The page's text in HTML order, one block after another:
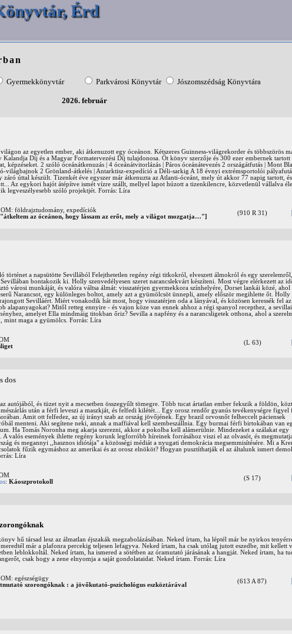
Érd
Gyermekkönyvtár Parkvárosi Könyvtár Jószomszédság Könyvtára
2026. február
az egyetlen ember, aki átkenuzott egy óceánon. Kétszeres Guinness-világrekorder és többszörös
Kalandja Díj és a Magyar Formatervezési Díj tulajdonosa. Öt könyv szerzője és 300 ezer embernek tartott
képzéseket. 2 szóló óceánátkenuzás | 4 óceánátvitorlázás | Páros óceánátevezés 2 országátfutás | Mont
világbajnok 2 Grönland-átkelés | Antarktisz-expedíció a Déli-sarkig A 18 évnyi extrémsportolói
záró úttal készült. Tizenkét éve egyszer már átkenuzta az Atlanti-óceánt, mely út akkor 77 napig tartott,
Az egykori hajót átépítve ismét vízre szállt, mellyel lapot húzott a tizenkilencre, közvetlenül vállalva
legveszélyesebb szóló projektjét. Forrás: Líra
földrajztudomány, expedíciók
az óceánon, hogy lássam az erőt, mely a világot mozgatja…"]
(910 R 31)
történet a napsütötte Sevillából Felejthetetlen regény régi titkokról, elveszett álmokról és egy
bontakozik ki. Holly szenvedélyesen szeret narancslekvárt készíteni. Most végre elérkezett az
városi munkáját, és valóra váltsa álmát: visszatérjen gyermekkora színhelyére, Dorset lankái közé, ahol
Narancsot, egy különleges boltot, amely azt a gyümölcsöt ünnepli, amely először megihlette őt. Holly
Sevilláért. Miért vonakodik hát most, hogy visszatérjen oda a lányával, és közösen keressék fel
alapanyagokat? Mitől retteg ennyire - és vajon köze van ennek ahhoz a régi spanyol recepthez, a sevillai
amelyet Ella mindmáig titokban őriz? Sevilla a napfény és a narancsligetek otthona, ahol a
mint maga a gyümölcs. Forrás: Líra
(L 63)
dos
autójából, és tüzet nyit a mecsetben összegyűlt tömegre. Több tucat ártatlan ember fekszik a földön,
után a férfi leveszi a maszkját, és felfedi kilétét... Egy orosz rendőr gyanús tevékenységre figyel
Amit ott felfedez, az új irányt szab az ország jövőjének. Egy brazil orvosnőt felheccelt páciensek
menteni. Aki segítene neki, annak a maffiával kell szembeszállnia. Egy burmai férfi birtokában van
Ha Tomás Noronha meg akarja szerezni, akkor a pokolba kell alámerülnie. Mindezeket a szálakat egy
A valós események ihlette regény korunk legforróbb híreinek forrásához viszi el az olvasót, és
és megannyi ,,hasznos idiótája" a közösségi médiát a nyugati demokrácia megsemmisítésére. Mi a
fűzik egymáshoz az amerikai és az orosz elnököt? Hogyan pusztíthatják el az általunk ismert
Líra
: Káoszprotokoll
(S 17)
hű társad lesz az álmatlan éjszakák megzabolázásában. Neked írtam, ha léptél már be nyirkos
már a plafonra percekig teljesen lefagyva. Neked írtam, ha csak utólag jutott eszedbe, mit kellett
leblokkoltál. Neked írtam, ha ismered a sötétben az óramutató járásának a hangját. Neked írtam, ha
csak hogy a zene elnyomja a saját gondolataidat. Neked írtam. Forrás: Líra
egészségügy
szorongóknak : a jövőkutató-pszichológus eszköztárával
(613 A 87)